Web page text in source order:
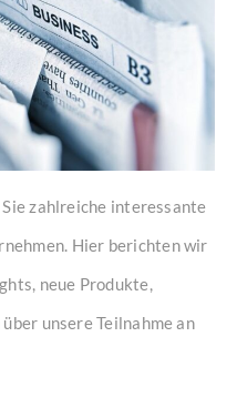
zahlreiche interessante
Hier berichten wir
neue Produkte,
unsere Teilnahme an